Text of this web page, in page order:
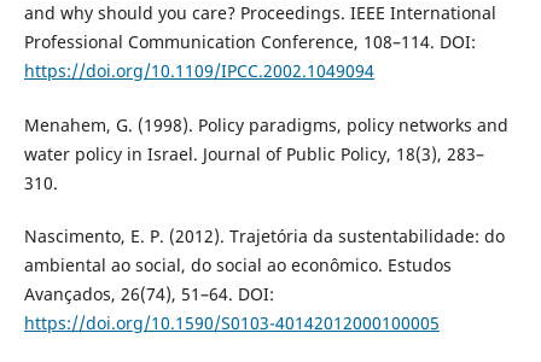
and why should you care? Proceedings. IEEE International
Professional Communication Conference, 108–114. DOI:
https://doi.org/10.1109/IPCC.2002.1049094
Menahem, G. (1998). Policy paradigms, policy networks and
water policy in Israel. Journal of Public Policy, 18(3), 283–
310.
Nascimento, E. P. (2012). Trajetória da sustentabilidade: do
ambiental ao social, do social ao econômico. Estudos
Avançados, 26(74), 51–64. DOI:
https://doi.org/10.1590/S0103-40142012000100005